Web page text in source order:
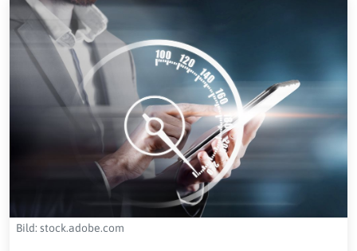
Bild: stock.adobe.com